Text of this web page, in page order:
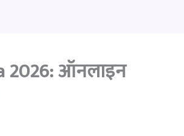
2026: ऑनलाइन